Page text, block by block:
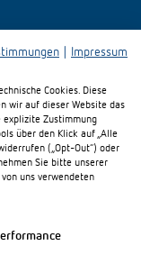
Impressum
Cookies. Diese
wir auf dieser Website das
explizite Zustimmung
über den Klick auf „Alle
(„Opt-Out“) oder
Sie bitte unserer
uns verwendeten